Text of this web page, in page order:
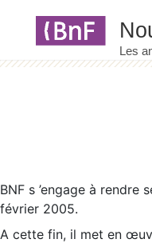
BNF s ’engage à
février 2005.
A cette fin, il met en